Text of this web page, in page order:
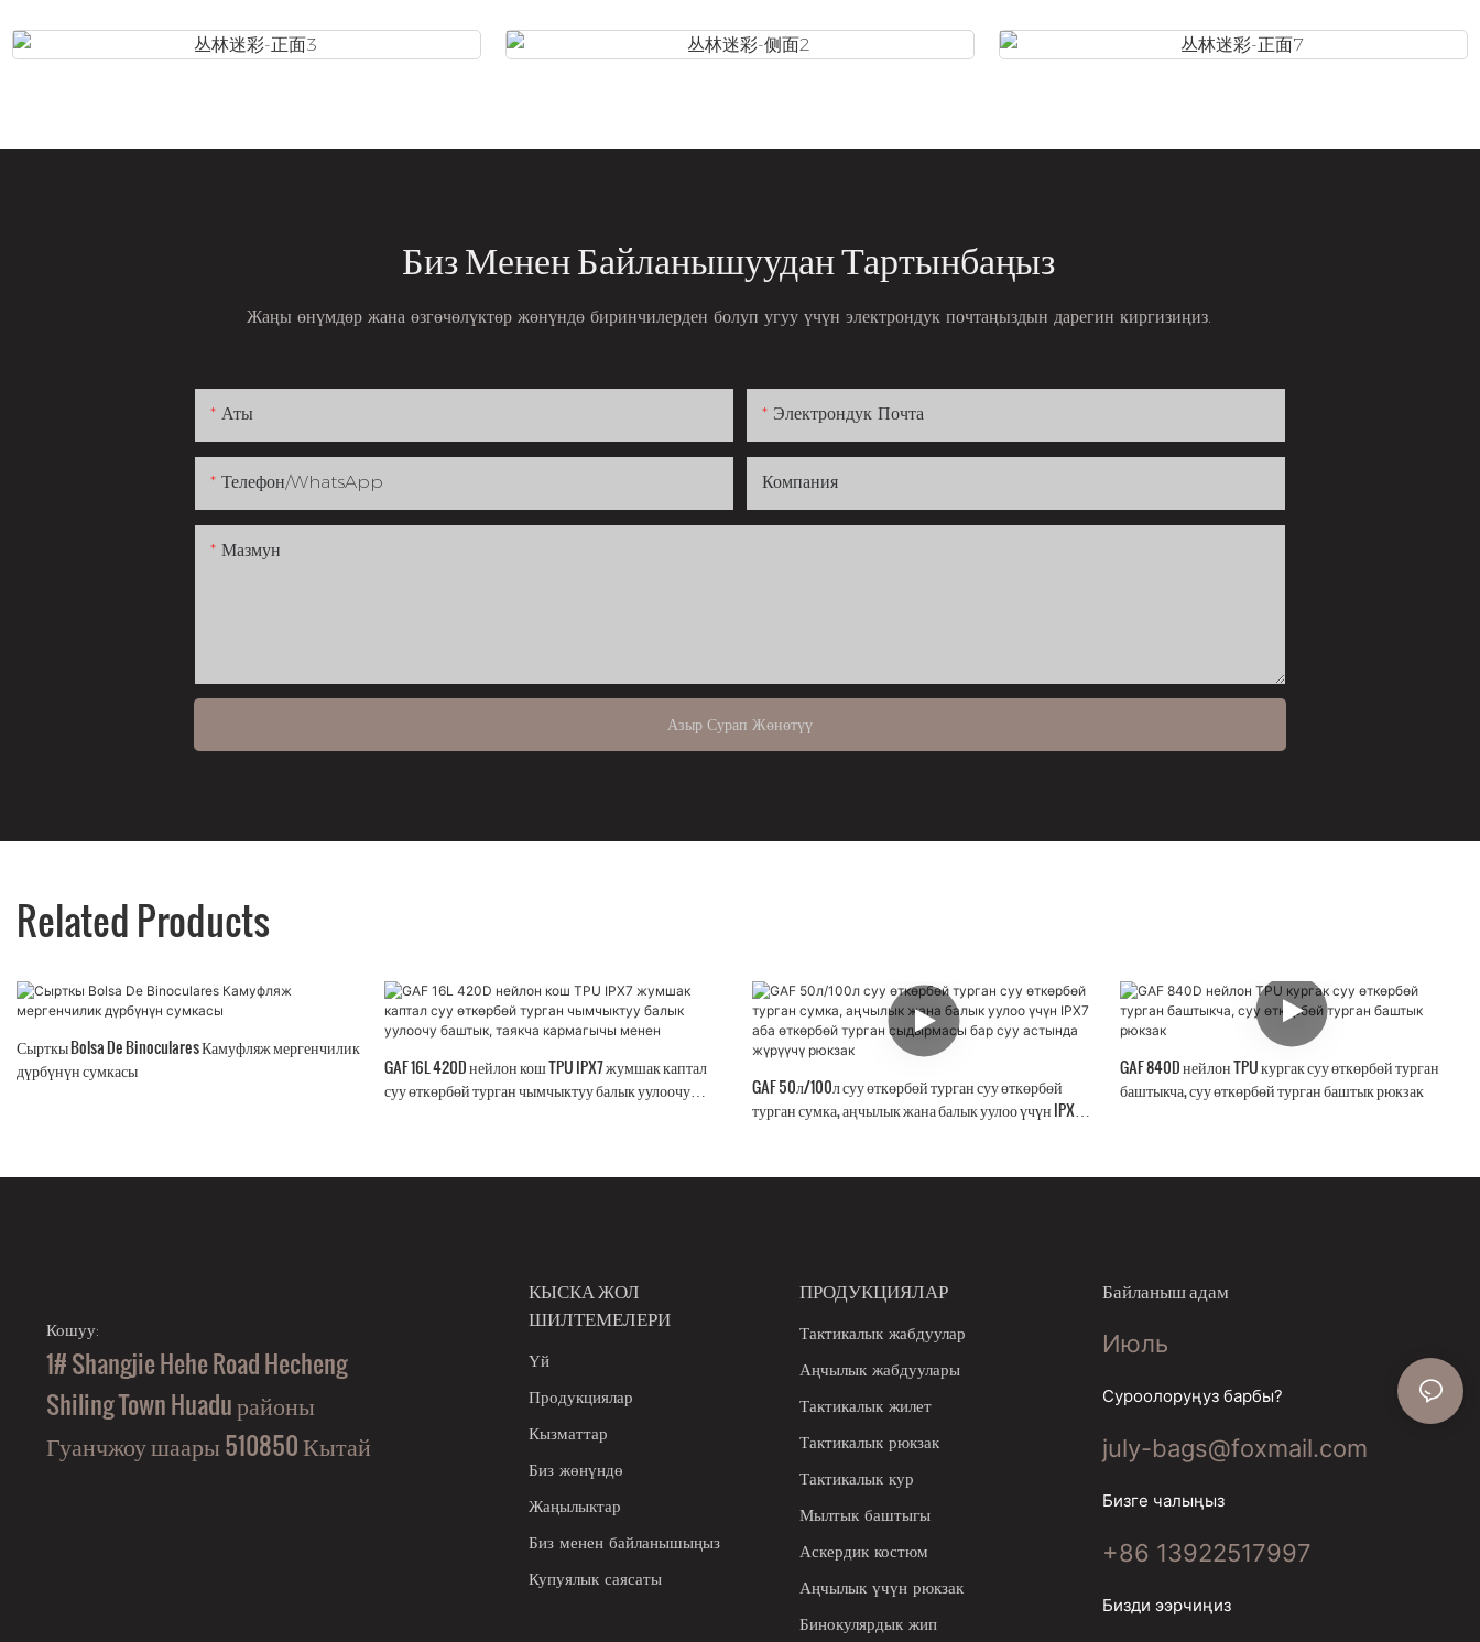
Биз Менен Байланышуудан Тартынбаңыз
Жаңы өнүмдөр жана өзгөчөлүктөр жөнүндө биринчилерден болуп угуу үчүн электрондук почтаңыздын дарегин киргизиңиз.
Аты Электрондук Почта
Телефон/whatsApp Компания
Мазмун
Азыр Сурап Жөнөтүү
Related Products
Сырткы Bolsa De Binoculares Камуфляж мергенчилик
дүрбүнүн сумкасы
GAF 16L 420D нейлон кош TPU IPX7 жумшак каптал
суу өткөрбөй турган чымчыктуу балык уулоочу
GAF 50л/100л суу өткөрбөй турган суу өткөрбөй
турган сумка, аңчылык жана балык уулоо үчүн IPX7
GAF 840D нейлон TPU кургак суу өткөрбөй турган
баштыкча, суу өткөрбөй турган баштык рюкзак
Кошуу:
1# Shangjie Hehe Road Hecheng
Shiling Town Huadu районы
Гуанчжоу шаары 510850 Кытай
КЫСКА ЖОЛ
ШИЛТЕМЕЛЕРИ
Үй
Продукциялар
Кызматтар
Биз жөнүндө
Жаңылыктар
Биз менен байланышыңыз
Купуялык саясаты
ПРОДУКЦИЯЛАР
Тактикалык жабдуулар
Аңчылык жабдуулары
Тактикалык жилет
Тактикалык рюкзак
Тактикалык кур
Мылтык баштыгы
Аскердик костюм
Аңчылык үчүн рюкзак
Бинокулярдык жип
Байланыш адам
Июль
Суроолоруңуз барбы?
july-bags@foxmail.com
Бизге чалыңыз
+86 13922517997
Бизди ээрчиңиз